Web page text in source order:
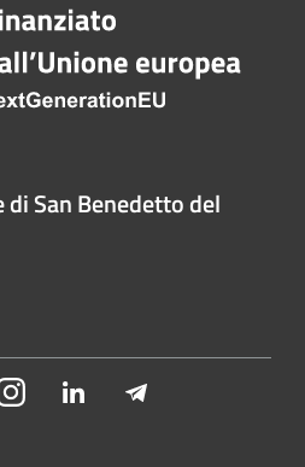
di San Benedetto del
InstagramLinkedIn